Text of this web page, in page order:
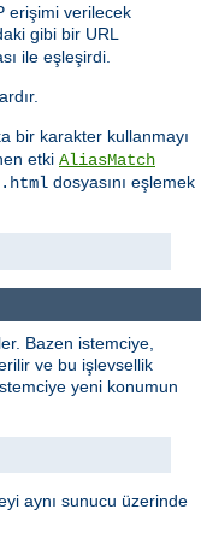
erişimi verilecek
gibi bir URL
ile eşleşirdi.
bir karakter kullanmayı
etki AliasMatch
dosyasını eşlemek
Bazen istemciye,
ve bu işlevsellik
yeni konumun
aynı sunucu üzerinde